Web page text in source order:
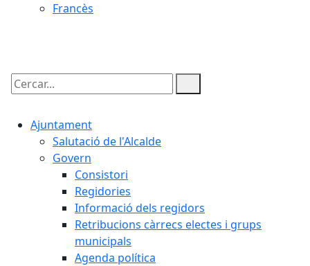
Francès
Cercar:
Ajuntament
Salutació de l'Alcalde
Govern
Consistori
Regidories
Informació dels regidors
Retribucions càrrecs electes i grups
municipals
Agenda política